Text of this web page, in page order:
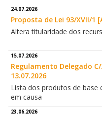
24.07.2026
Proposta de Lei 93/XVII/1
Altera titularidade dos
15.07.2026
Regulamento Delegado
13.07.2026
Lista dos produtos de base
em causa
23.06.2026